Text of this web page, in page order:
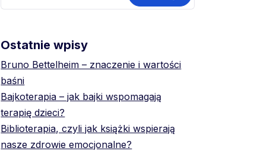
Ostatnie wpisy
Bruno Bettelheim – znaczenie i wartości
baśni
Bajkoterapia – jak bajki wspomagają
terapię dzieci?
Biblioterapia, czyli jak książki wspierają
nasze zdrowie emocjonalne?